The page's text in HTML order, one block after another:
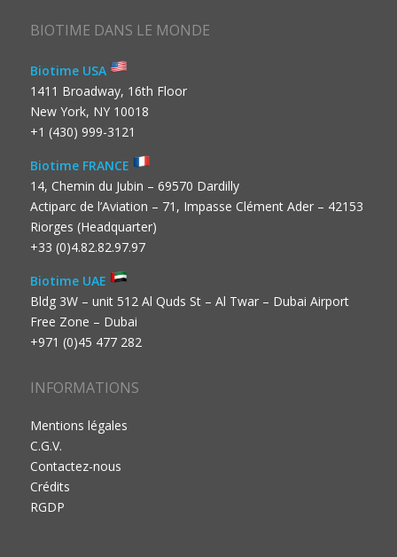
BIOTIME DANS LE MONDE
Biotime USA
1411 Broadway, 16th Floor
New York, NY 10018
+1 (430) 999-3121
Biotime FRANCE
14, Chemin du Jubin – 69570 Dardilly
Actiparc de l’Aviation – 71, Impasse Clément Ader – 42153
Riorges (Headquarter)
+33 (0)4.82.82.97.97
Biotime UAE
Bldg 3W – unit 512 Al Quds St – Al Twar – Dubai Airport
Free Zone – Dubai
+971 (0)45 477 282
INFORMATIONS
Mentions légales
C.G.V.
Contactez-nous
Crédits
RGDP